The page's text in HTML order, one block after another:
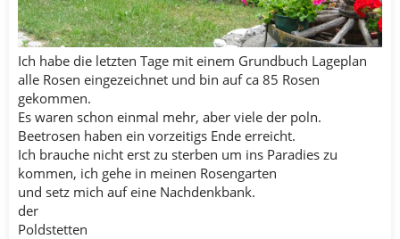
Ich habe die letzten Tage mit einem Grundbuch Lageplan
alle Rosen eingezeichnet und bin auf ca 85 Rosen
gekommen.
Es waren schon einmal mehr, aber viele der poln.
Beetrosen haben ein vorzeitigs Ende erreicht.
Ich brauche nicht erst zu sterben um ins Paradies zu
kommen, ich gehe in meinen Rosengarten
und setz mich auf eine Nachdenkbank.
der
Poldstetten